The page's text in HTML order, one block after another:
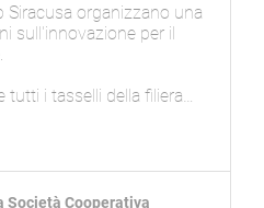
Siracusa organizzano una
sull'innovazione per il
tutti i tasselli della filiera
sicuro,
rispetto delle esigenze
Società Cooperativa